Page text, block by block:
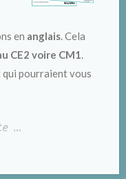
en anglais. Cela
CE2 voire CM1.
qui pourraient vous
…